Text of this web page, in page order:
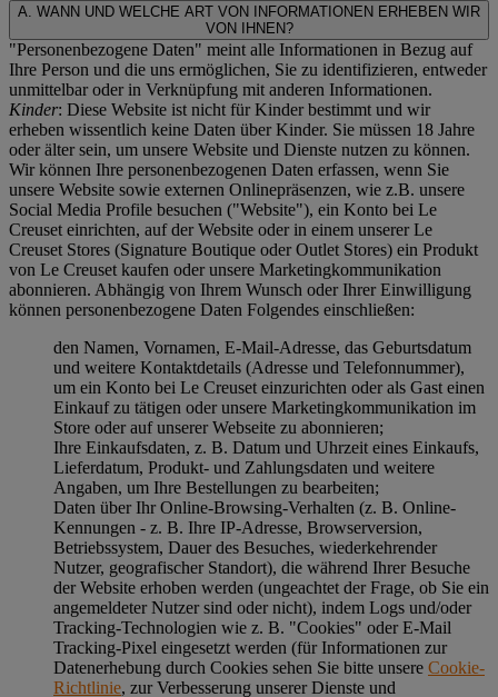
A. WANN UND WELCHE ART VON INFORMATIONEN ERHEBEN WIR
VON IHNEN?
"Personenbezogene Daten" meint alle Informationen in Bezug auf
Ihre Person und die uns ermöglichen, Sie zu identifizieren, entweder
unmittelbar oder in Verknüpfung mit anderen Informationen.
Kinder: Diese Website ist nicht für Kinder bestimmt und wir
erheben wissentlich keine Daten über Kinder. Sie müssen 18 Jahre
oder älter sein, um unsere Website und Dienste nutzen zu können.
Wir können Ihre personenbezogenen Daten erfassen, wenn Sie
unsere Website sowie externen Onlinepräsenzen, wie z.B. unsere
Social Media Profile besuchen ("Website"), ein Konto bei Le
Creuset einrichten, auf der Website oder in einem unserer Le
Creuset Stores (Signature Boutique oder Outlet Stores) ein Produkt
von Le Creuset kaufen oder unsere Marketingkommunikation
abonnieren. Abhängig von Ihrem Wunsch oder Ihrer Einwilligung
können personenbezogene Daten Folgendes einschließen:
den Namen, Vornamen, E-Mail-Adresse, das Geburtsdatum
und weitere Kontaktdetails (Adresse und Telefonnummer),
um ein Konto bei Le Creuset einzurichten oder als Gast einen
Einkauf zu tätigen oder unsere Marketingkommunikation im
Store oder auf unserer Webseite zu abonnieren;
Ihre Einkaufsdaten, z. B. Datum und Uhrzeit eines Einkaufs,
Lieferdatum, Produkt- und Zahlungsdaten und weitere
Angaben, um Ihre Bestellungen zu bearbeiten;
Daten über Ihr Online-Browsing-Verhalten (z. B. Online-
Kennungen - z. B. Ihre IP-Adresse, Browserversion,
Betriebssystem, Dauer des Besuches, wiederkehrender
Nutzer, geografischer Standort), die während Ihrer Besuche
der Website erhoben werden (ungeachtet der Frage, ob Sie ein
angemeldeter Nutzer sind oder nicht), indem Logs und/oder
Tracking-Technologien wie z. B. "Cookies" oder E-Mail
Tracking-Pixel eingesetzt werden (für Informationen zur
Datenerhebung durch Cookies sehen Sie bitte unsere Cookie-
Richtlinie, zur Verbesserung unserer Dienste und